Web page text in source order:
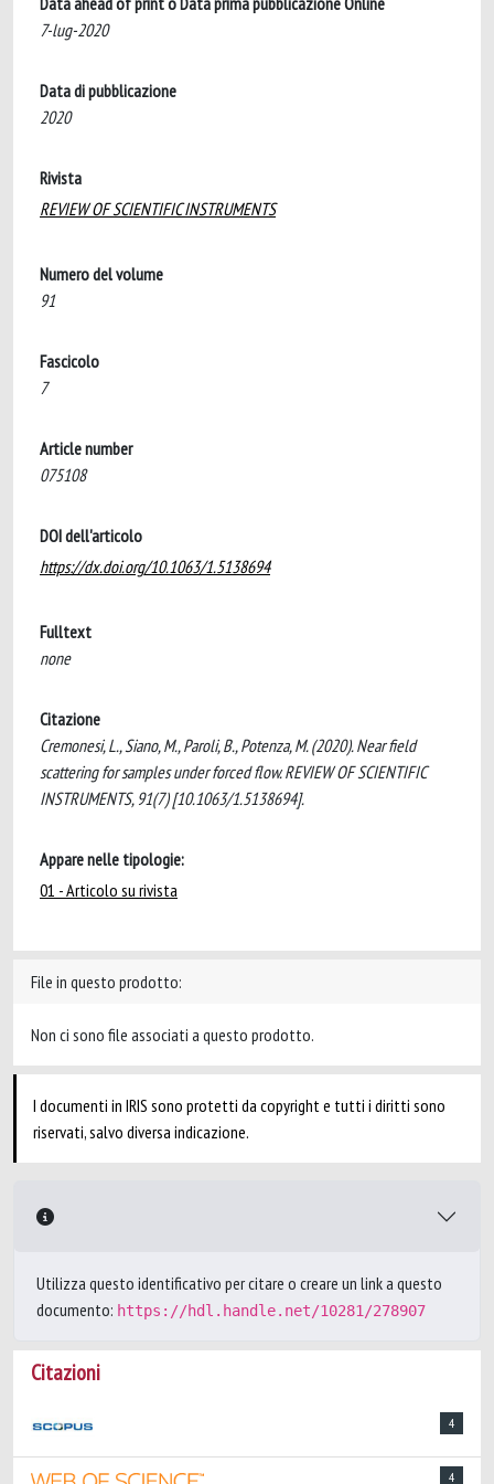
7-lug-2020
Data di pubblicazione
2020
Rivista
REVIEW OF SCIENTIFIC INSTRUMENTS
Numero del volume
91
Fascicolo
7
Article number
075108
DOI dell'articolo
https://dx.doi.org/10.1063/1.5138694
Fulltext
none
Citazione
Cremonesi, L., Siano, M., Paroli, B., Potenza, M. (2020). Near field
scattering for samples under forced flow. REVIEW OF SCIENTIFIC
INSTRUMENTS, 91(7) [10.1063/1.5138694].
Appare nelle tipologie:
01 - Articolo su rivista
File in questo prodotto:
Non ci sono file associati a questo prodotto.
I documenti in IRIS sono protetti da copyright e tutti i diritti sono
riservati, salvo diversa indicazione.
Utilizza questo identificativo per citare o creare un link a questo
documento: https://hdl.handle.net/10281/278907
Citazioni
4
4